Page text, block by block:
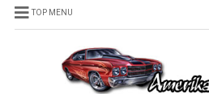
TOP MENU